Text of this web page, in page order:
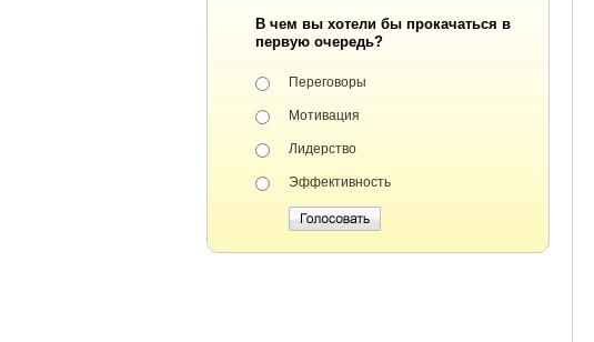
В чем вы хотели бы прокачаться в
первую очередь?
Переговоры
Мотивация
Лидерство
Эффективность